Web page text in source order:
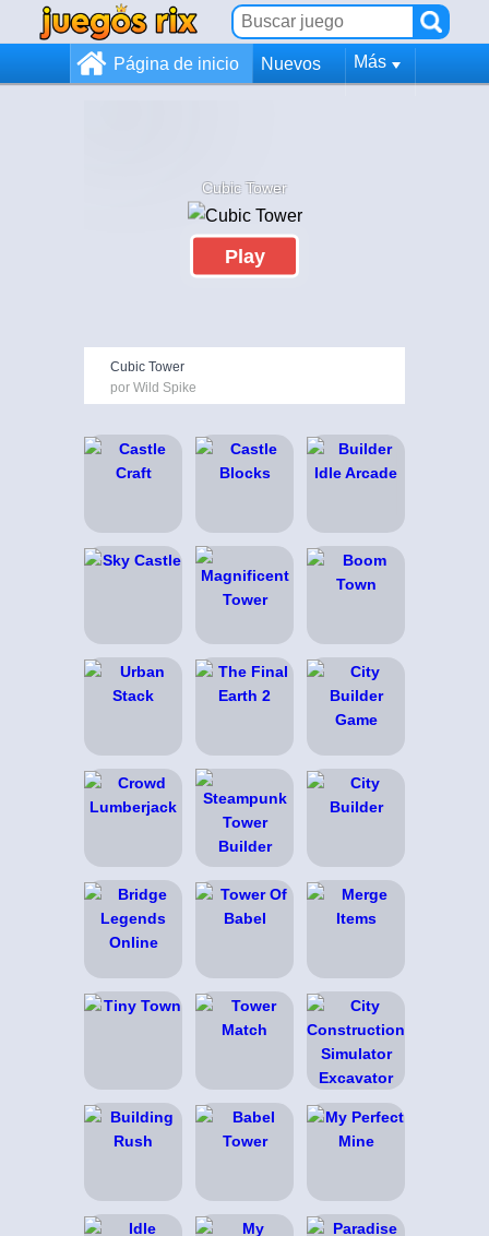
Página de inicio Nuevos Más
Cubic Tower
Play
Cubic Tower
por Wild Spike